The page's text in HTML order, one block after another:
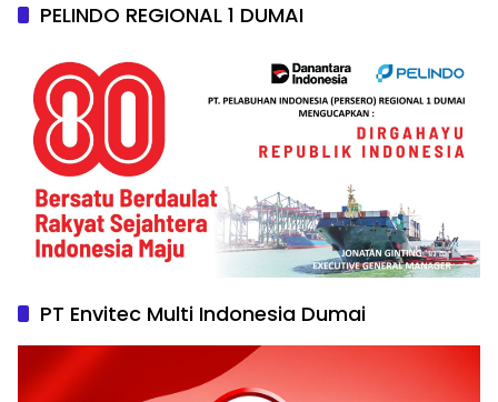
PELINDO REGIONAL 1 DUMAI
PT Envitec Multi Indonesia Dumai